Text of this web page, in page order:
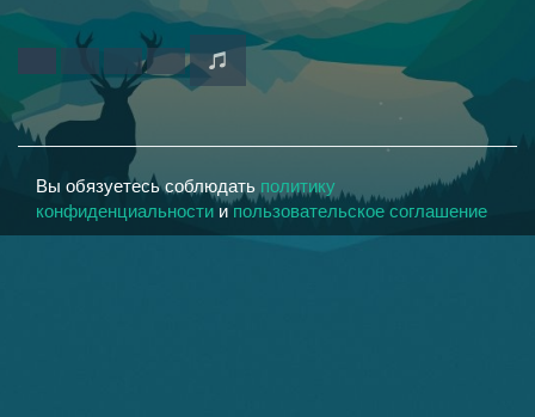
Вы обязуетесь соблюдать политику
конфиденциальностиипользовательское соглашение